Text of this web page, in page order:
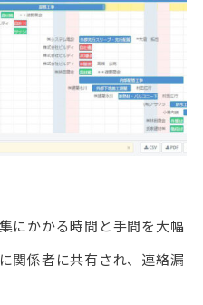
にかかる時間と手間を大幅
関係者に共有され、連絡漏